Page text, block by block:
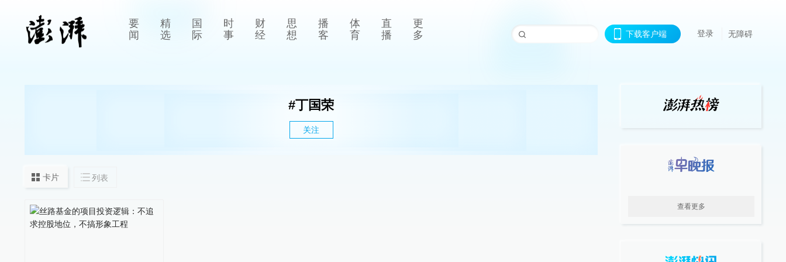
要
闻
精
选
国
际
时
事
财
经
思
想
播
客
体
育
直
播
更
多
下载客户端 登录 无障碍
#丁国荣
关注
卡片 列表
查看更多